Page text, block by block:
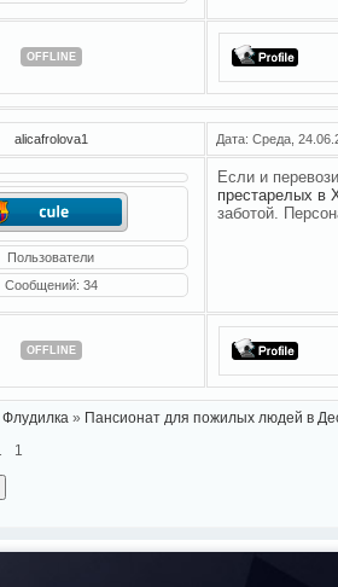
OFFLINE
alicafrolova1 Дата: Среда,
Пользователи
Сообщений: 34
Если и
престарелых в
заботой.
OFFLINE
Флудилка » Пансионат для пожилых людей в
1